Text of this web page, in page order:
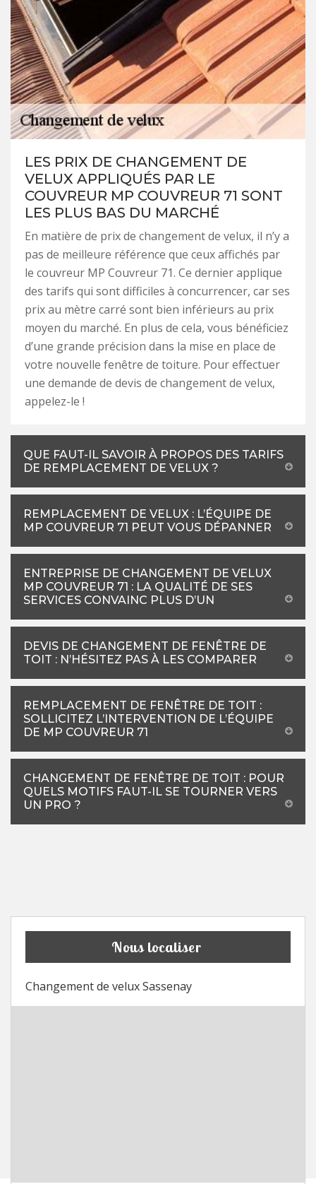
LES PRIX DE CHANGEMENT DE
VELUX APPLIQUÉS PAR LE
COUVREUR MP COUVREUR 71 SONT
LES PLUS BAS DU MARCHÉ
En matière de prix de changement de velux, il n’y a
pas de meilleure référence que ceux affichés par
le couvreur MP Couvreur 71. Ce dernier applique
des tarifs qui sont difficiles à concurrencer, car ses
prix au mètre carré sont bien inférieurs au prix
moyen du marché. En plus de cela, vous bénéficiez
d’une grande précision dans la mise en place de
votre nouvelle fenêtre de toiture. Pour effectuer
une demande de devis de changement de velux,
appelez-le !
QUE FAUT-IL SAVOIR À PROPOS DES TARIFS
DE REMPLACEMENT DE VELUX ?
REMPLACEMENT DE VELUX : L’ÉQUIPE DE
MP COUVREUR 71 PEUT VOUS DÉPANNER
ENTREPRISE DE CHANGEMENT DE VELUX
MP COUVREUR 71 : LA QUALITÉ DE SES
SERVICES CONVAINC PLUS D’UN
DEVIS DE CHANGEMENT DE FENÊTRE DE
TOIT : N’HÉSITEZ PAS À LES COMPARER
REMPLACEMENT DE FENÊTRE DE TOIT :
SOLLICITEZ L’INTERVENTION DE L’ÉQUIPE
DE MP COUVREUR 71
CHANGEMENT DE FENÊTRE DE TOIT : POUR
QUELS MOTIFS FAUT-IL SE TOURNER VERS
UN PRO ?
Nous localiser
Changement de velux Sassenay